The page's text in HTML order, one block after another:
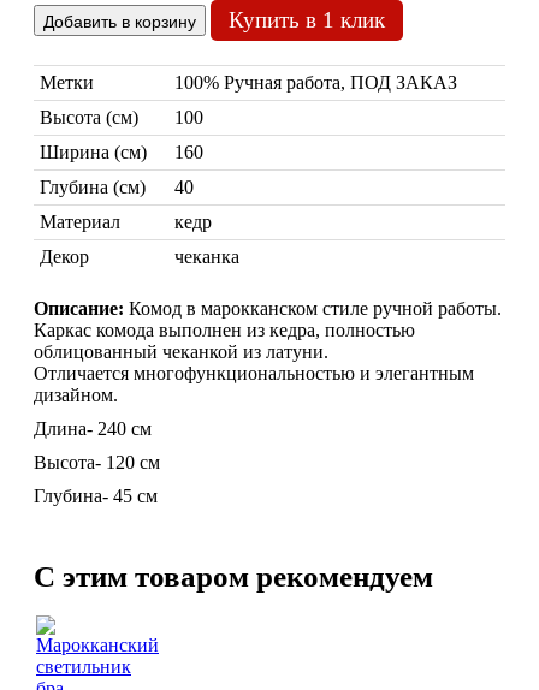
Торшеры Марокко
Торшеры со стеклом
Светильники в хамам
Светильники для кафе и ресторанов
Светильники дизайнерские
Светильники Лофт
Светильники с цепочками
Фонари
Абажуры
Столы и столики
Пуфы и стулья
Ширмы
Обеденные группы
Купить в 1 клик
Метки
100% Ручная работа, ПОД ЗАКАЗ
Высота (см)
100
Ширина (см)
160
Глубина (см)
40
Материал
кедр
Декор
чеканка
Описание: Комод в марокканском стиле ручной работы.
Каркас комода выполнен из кедра, полностью
облицованный чеканкой из латуни.
Отличается многофункциональностью и элегантным
дизайном.
Длина- 240 см
Высота- 120 см
Глубина- 45 см
C этим товаром рекомендуем